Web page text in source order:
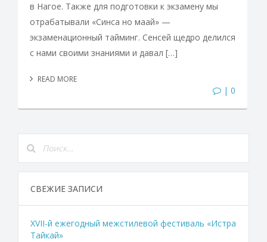
в Нагое. Также для подготовки к экзамену мы
отрабатывали «Синса но маай» —
экзаменационный тайминг. Сенсей щедро делился
с нами своими знаниями и давал […]
READ MORE
| 0
СВЕЖИЕ ЗАПИСИ
XVII-й ежегодный межстилевой фестиваль «Истра
Тайкай»